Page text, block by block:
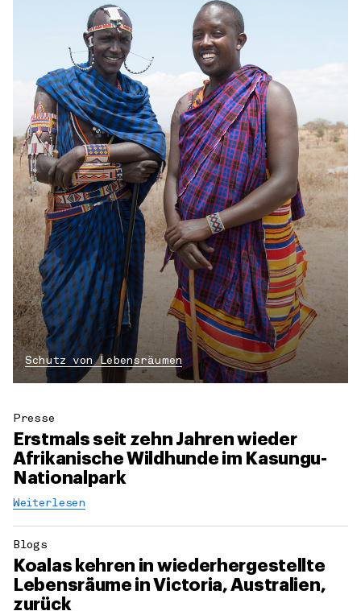
Schutz von Lebensräumen
Presse
Erstmals seit zehn Jahren wieder
Afrikanische Wildhunde im Kasungu-
Nationalpark
Weiterlesen
Blogs
Koalas kehren in wiederhergestellte
Lebensräume in Victoria, Australien,
zurück